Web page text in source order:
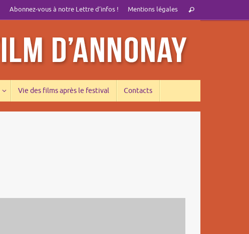
Abonnez-vous à notre Lettre d’infos ! Mentions légales
pour
Rechercher
Vie des films après le festival Contacts